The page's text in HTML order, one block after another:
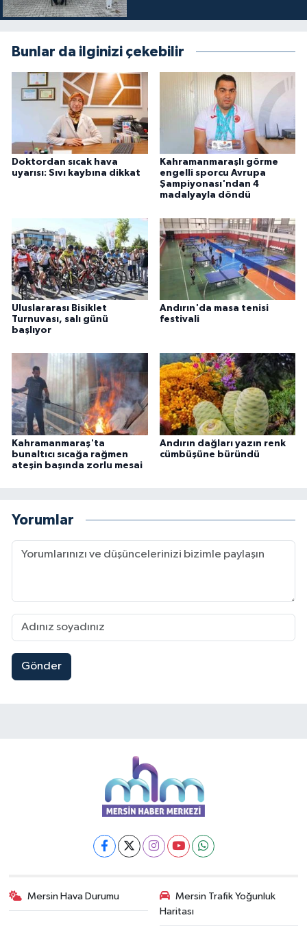
Bunlar da ilginizi çekebilir
Doktordan sıcak hava
uyarısı: Sıvı kaybına dikkat
Kahramanmaraşlı görme
engelli sporcu Avrupa
Şampiyonası'ndan 4
madalyayla döndü
Uluslararası Bisiklet
Turnuvası, salı günü
başlıyor
Andırın'da masa tenisi
festivali
Kahramanmaraş'ta
bunaltıcı sıcağa rağmen
ateşin başında zorlu mesai
Andırın dağları yazın renk
cümbüşüne büründü
Yorumlar
Gönder
Mersin Hava Durumu
Mersin Trafik Yoğunluk
Haritası